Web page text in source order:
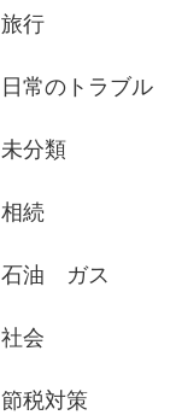
旅行
日常のトラブル
未分類
相続
石油 ガス
社会
節税対策